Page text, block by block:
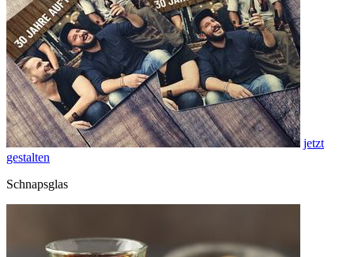
jetzt
gestalten
Schnapsglas